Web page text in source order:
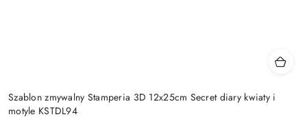
Szablon zmywalny Stamperia 3D 12x25cm Secret diary kwiaty i
motyle KSTDL94